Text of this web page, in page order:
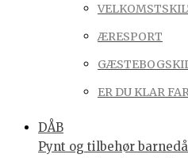
ÆRESPORT
ER DU KLAR
DÅB
Pynt og tilbehør